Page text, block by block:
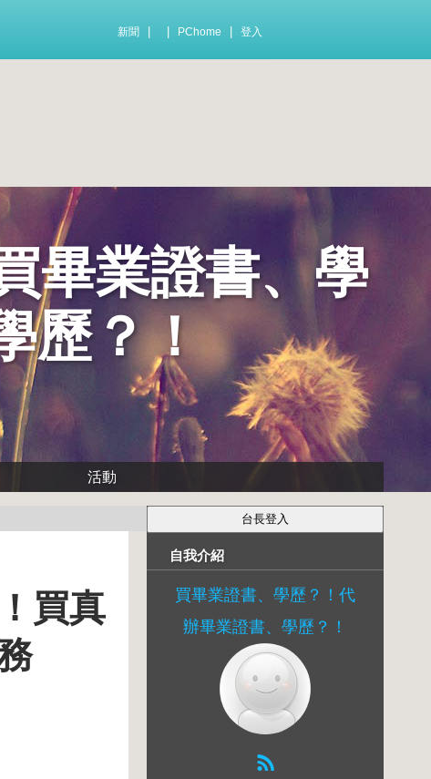
新聞 PChome 登入
畢業證書、學
歷？！
活動
買真
自我介紹
買畢業證書、學歷？！代
辦畢業證書、學歷？！